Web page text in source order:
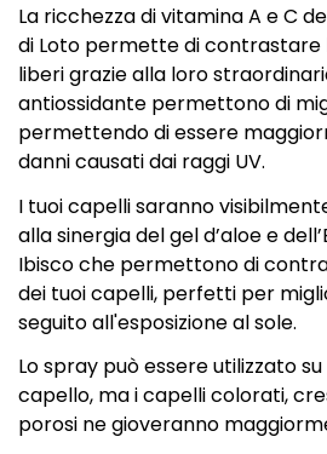
La ricchezza di vitamina A e C
di Loto permette di contrastare
liberi grazie alla loro
antiossidante permettono di
permettendo di essere
danni causati dai raggi UV.
I tuoi capelli saranno
alla sinergia del gel d’aloe e
Ibisco che permettono di
dei tuoi capelli, perfetti per
seguito all'esposizione al sole.
Lo spray può essere utilizzato
capello, ma i capelli colorati,
porosi ne gioveranno